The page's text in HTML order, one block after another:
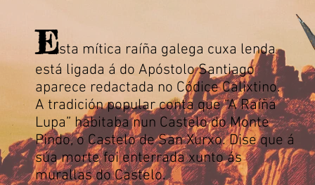
Esta mítica raíña galega cuxa lenda
está ligada á do Apóstolo Santiago
aparece redactada no Códice Calixtino.
A tradición popular conta que “A Raíña
Lupa” habitaba nun Castelo do Monte
Pindo, o Castelo de San Xurxo. Dise que á
súa morte foi enterrada xunto ás
murallas do Castelo.